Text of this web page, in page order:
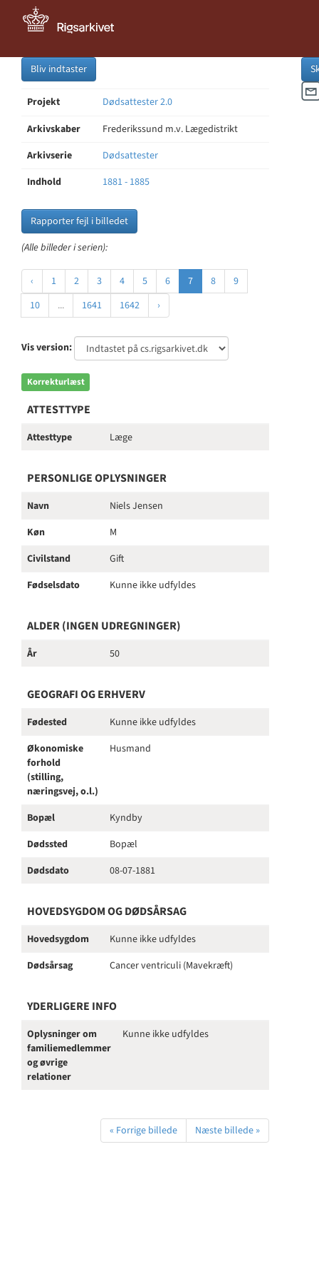
Bliv indtaster
Projekt
Dødsattester 2.0
Arkivskaber
Frederikssund m.v. Lægedistrikt
Arkivserie
Dødsattester
Indhold
1881 - 1885
Rapporter fejl i billedet
(Alle billeder i serien):
‹ 1 2 3 4 5 6 7 8
9
10
... 1641 1642 ›
Vis version:
Korrekturlæst
ATTESTTYPE
Attesttype Læge
PERSONLIGE OPLYSNINGER
Navn
Niels Jensen
Køn
M
Civilstand
Gift
Fødselsdato
Kunne ikke udfyldes
ALDER (INGEN UDREGNINGER)
År 50
GEOGRAFI OG ERHVERV
Fødested
Kunne ikke udfyldes
Økonomiske
forhold
(stilling,
næringsvej, o.l.)
Husmand
Bopæl
Kyndby
Dødssted
Bopæl
Dødsdato
08-07-1881
HOVEDSYGDOM OG DØDSÅRSAG
Hovedsygdom
Kunne ikke udfyldes
Dødsårsag
Cancer ventriculi (Mavekræft)
YDERLIGERE INFO
Oplysninger om
familiemedlemmer
og øvrige
relationer
Kunne ikke udfyldes
« Forrige billede Næste billede »